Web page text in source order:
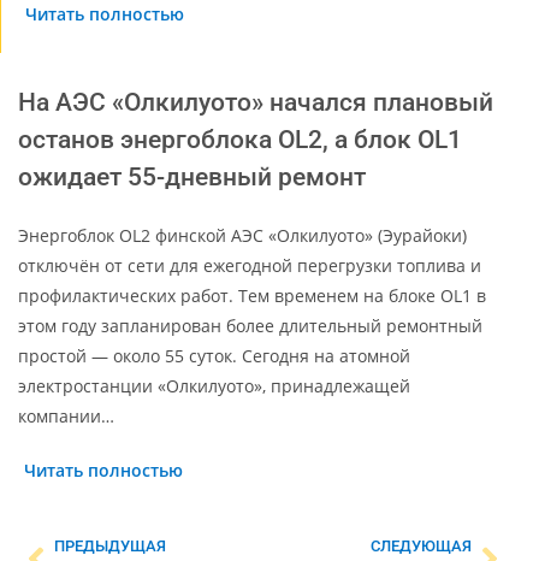
Читать полностью
На АЭС «Олкилуото» начался плановый
останов энергоблока OL2, а блок OL1
ожидает 55-дневный ремонт
Энергоблок OL2 финской АЭС «Олкилуото» (Эурайоки)
отключён от сети для ежегодной перегрузки топлива и
профилактических работ. Тем временем на блоке OL1 в
этом году запланирован более длительный ремонтный
простой — около 55 суток. Сегодня на атомной
электростанции «Олкилуото», принадлежащей
компании…
Читать полностью
ПРЕДЫДУЩАЯ СЛЕДУЮЩАЯ